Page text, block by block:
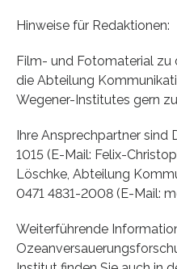
Hinweise für Redaktionen:
Film- und Fotomaterial zu
die Abteilung
Wegener-Institutes gern
Ihre Ansprechpartner sind
1015 (E-Mail: Felix-
Löschke, Abteilung
0471 4831-2008 (E-Mail:
Weiterführende